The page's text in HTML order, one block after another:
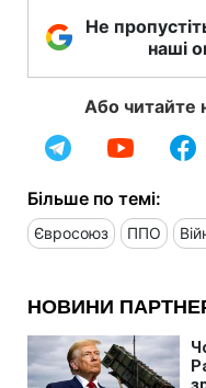
Не
наші
Або читайте
Більше по темі:
Євросоюз ППО